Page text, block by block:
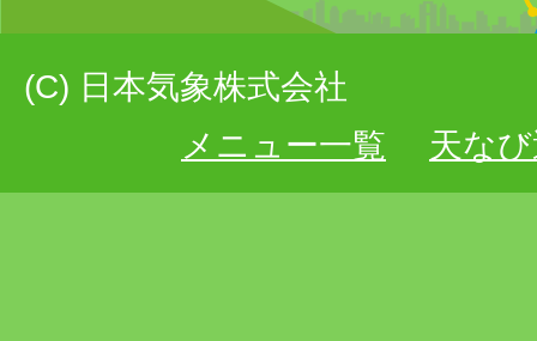
(C) 日本気象株式会社
メニュー一覧
天な